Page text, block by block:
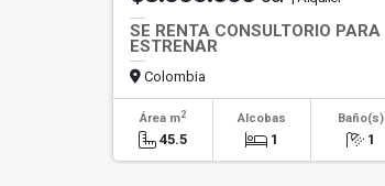
SE RENTA CONSULTORIO PARA
ESTRENAR
Colombia
Área m2
45.5
Alcobas
1
Baño(s)
1